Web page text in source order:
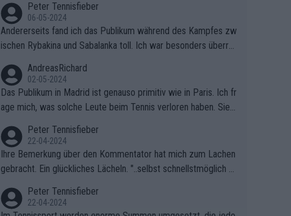
Peter Tennisfieber
06-05-2024
Andererseits fand ich das Publikum während des Kampfes zw
ischen Rybakina und Sabalanka toll. Ich war besonders überras
AndreasRichard
02-05-2024
Das Publikum in Madrid ist genauso primitiv wie in Paris. Ich fr
age mich, was solche Leute beim Tennis verloren haben. Sie s
ben.
Peter Tennisfieber
22-04-2024
Ihre Bemerkung über den Kommentator hat mich zum Lachen
gebracht. Ein glückliches Lächeln. "..selbst schnellstmöglich na
Peter Tennisfieber
22-04-2024